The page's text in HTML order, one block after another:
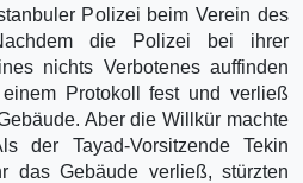
Polizei beim Verein des
die Polizei bei ihrer
nichts Verbotenes auffinden
Protokoll fest und verließ
Aber die Willkür machte
der Tayad-Vorsitzende Tekin
das Gebäude verließ, stürzten